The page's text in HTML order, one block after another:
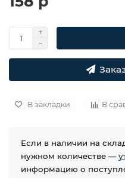
В закладки В
Если в наличии на
нужном количестве —
информацию о